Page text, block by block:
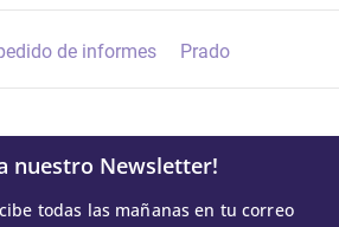
de informes Prado
nuestro Newsletter!
todas las mañanas en tu correo